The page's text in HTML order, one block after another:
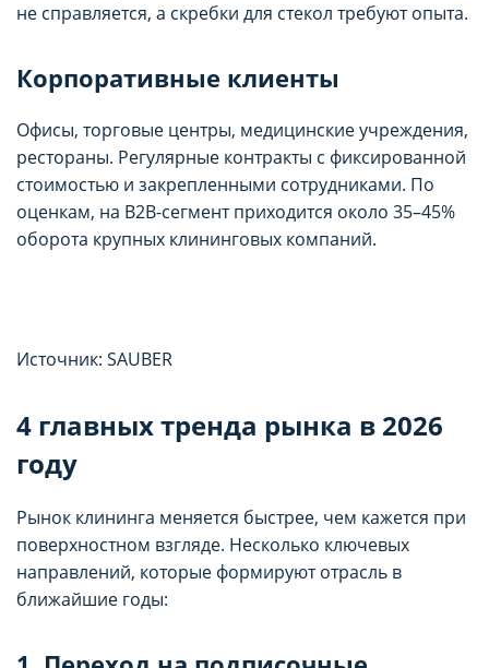
не справляется, а скребки для стекол требуют опыта.
Корпоративные клиенты
Офисы, торговые центры, медицинские учреждения,
рестораны. Регулярные контракты с фиксированной
стоимостью и закрепленными сотрудниками. По
оценкам, на B2B-сегмент приходится около 35–45%
оборота крупных клининговых компаний.
Источник: SAUBER
4 главных тренда рынка в 2026
году
Рынок клининга меняется быстрее, чем кажется при
поверхностном взгляде. Несколько ключевых
направлений, которые формируют отрасль в
ближайшие годы: